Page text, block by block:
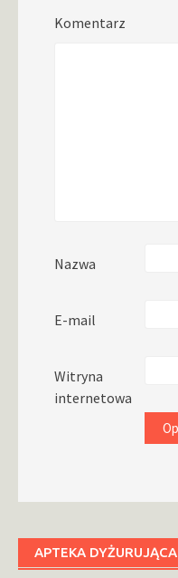
Komentarz
Nazwa
E-mail
Witryna
internetowa
APTEKA DYŻURUJĄCA